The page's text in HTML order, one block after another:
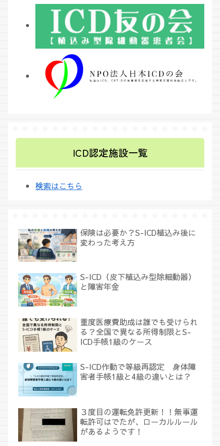
ICD認定施設一覧
検索はこちら
保険は必要か？S-ICD植込み後に
変わった考え方
S-ICD（皮下植込み型除細動器）
と障害年金
重度医療費助成は誰でも受けられ
る？全国で異なる所得制限とS-
ICD手帳1級のケース
S-ICD作動で等級再認定 身体障
害者手帳1級と4級の違いとは？
３度目の運転免許更新！！無事運
転許可はでたが、ローカルルール
があるようです！